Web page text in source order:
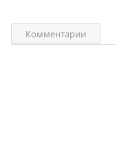
Комментарии